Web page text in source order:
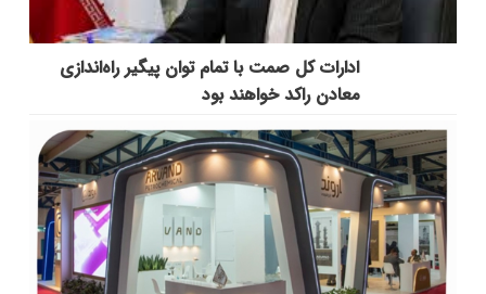
ادارات کل صمت با تمام توان پیگیر راه‌اندازی
معادن راکد خواهند بود